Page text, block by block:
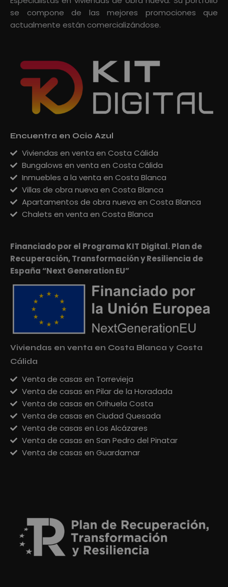
se compone de las mejores promociones que
actualmente están comercializándose.
Encuentra en Ocio Azul
Viviendas en venta en Costa Cálida
Bungalows en venta en Costa Cálida
Inmuebles a la venta en Costa Blanca
Villas de obra nueva en Costa Blanca
Apartamentos de obra nueva en Costa Blanca
Chalets en venta en Costa Blanca
Financiado por el Programa KIT Digital. Plan de
Recuperación, Transformación y Resiliencia de
España “Next Generation EU”
Viviendas en venta en Costa Blanca y Costa
Cálida
Venta de casas en Torrevieja
Venta de casas en Pilar de la Horadada
Venta de casas en Orihuela Costa
Venta de casas en Ciudad Quesada
Venta de casas en Los Alcázares
Venta de casas en San Pedro del Pinatar
Venta de casas en Guardamar